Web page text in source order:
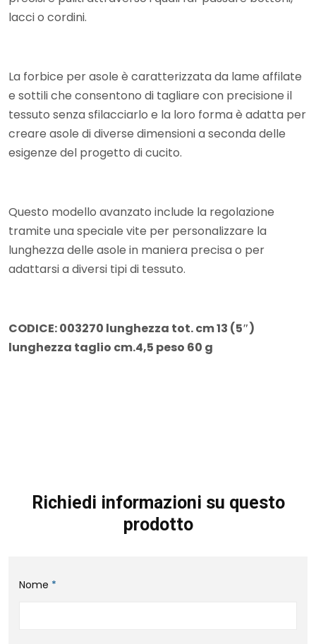
lacci o cordini.
La forbice per asole è caratterizzata da lame affilate
e sottili che consentono di tagliare con precisione il
tessuto senza sfilacciarlo e la loro forma è adatta per
creare asole di diverse dimensioni a seconda delle
esigenze del progetto di cucito.
Questo modello avanzato include la regolazione
tramite una speciale vite per personalizzare la
lunghezza delle asole in maniera precisa o per
adattarsi a diversi tipi di tessuto.
CODICE: 003270 lunghezza tot. cm 13 (5″)
lunghezza taglio cm.4,5 peso 60 g
Richiedi informazioni su questo
prodotto
Nome *